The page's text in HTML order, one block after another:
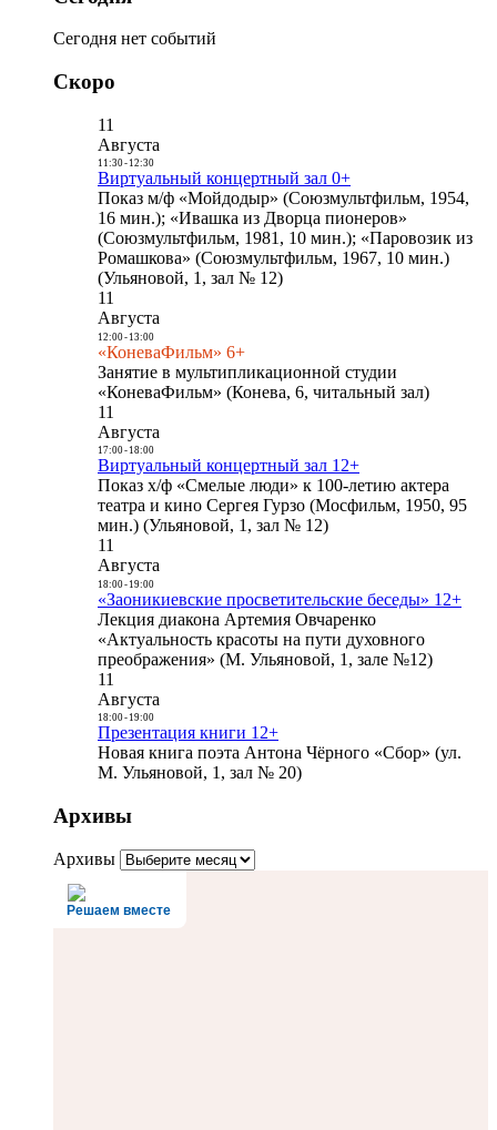
Сегодня нет событий
Скоро
11
Августа
11:30- 12:30
Виртуальный концертный зал 0+
Показ м/ф «Мойдодыр» (Союзмультфильм, 1954,
16 мин.); «Ивашка из Дворца пионеров»
(Союзмультфильм, 1981, 10 мин.); «Паровозик из
Ромашкова» (Союзмультфильм, 1967, 10 мин.)
(Ульяновой, 1, зал № 12)
11
Августа
12:00- 13:00
«КоневаФильм» 6+
Занятие в мультипликационной студии
«КоневаФильм» (Конева, 6, читальный зал)
11
Августа
17:00- 18:00
Виртуальный концертный зал 12+
Показ х/ф «Смелые люди» к 100-летию актера
театра и кино Сергея Гурзо (Мосфильм, 1950, 95
мин.) (Ульяновой, 1, зал № 12)
11
Августа
18:00- 19:00
«Заоникиевские просветительские беседы» 12+
Лекция диакона Артемия Овчаренко
«Актуальность красоты на пути духовного
преображения» (М. Ульяновой, 1, зале №12)
11
Августа
18:00- 19:00
Презентация книги 12+
Новая книга поэта Антона Чёрного «Сбор» (ул.
М. Ульяновой, 1, зал № 20)
Архивы
Архивы
Решаем вместе